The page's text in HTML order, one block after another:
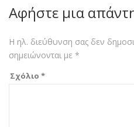
Αφήστε μια
Η ηλ. διεύθυνση σας δεν
σημειώνονται με *
Σχόλιο *